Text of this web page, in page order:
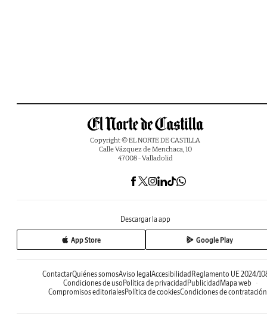
Copyright © EL NORTE DE CASTILLA
Calle Vázquez de Menchaca, 10
47008 - Valladolid
Descargar la app
App Store Google Play
ContactarQuiénes somosAviso legal Accesibilidad Reglamento UE 2024/
Condiciones de uso Política de privacidad Publicidad Mapa web
Compromisos editorialesPolítica de cookiesCondiciones de contratación